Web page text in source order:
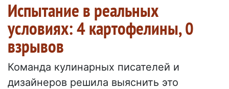
Испытание в реальных
условиях: 4 картофелины, 0
взрывов
Команда кулинарных писателей и
дизайнеров решила выяснить это